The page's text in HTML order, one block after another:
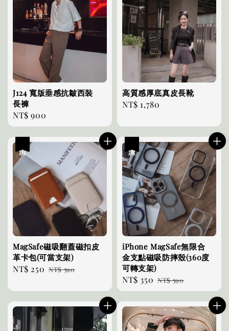
J124 寬版垂感抗皺西裝
長褲
Regular
price
NT$ 900
高質感厚底真皮長靴
Regular
NT$ 1,780
MagSafe磁吸翻蓋磁扣皮
革卡包(可當支架)
Sale
NT$ 250 Regular
NT$ 590
iPhone MagSafe無限合
金支點磁吸防摔殼(360度
可轉支架)
Sale
price
NT$ 350 Regular
price
NT$ 590